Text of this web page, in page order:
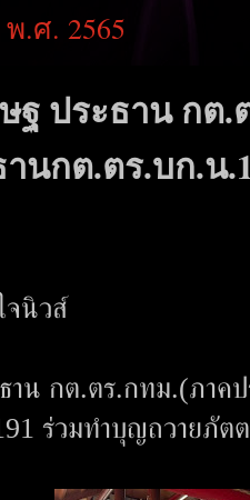
.ศ. 2565
ฐ ประธาน กต
นกต.ตร.บก.น
จนิวส์
น กต.ตร.กทม.(ภาคป
ร่วมทำบุญถวายภัตต